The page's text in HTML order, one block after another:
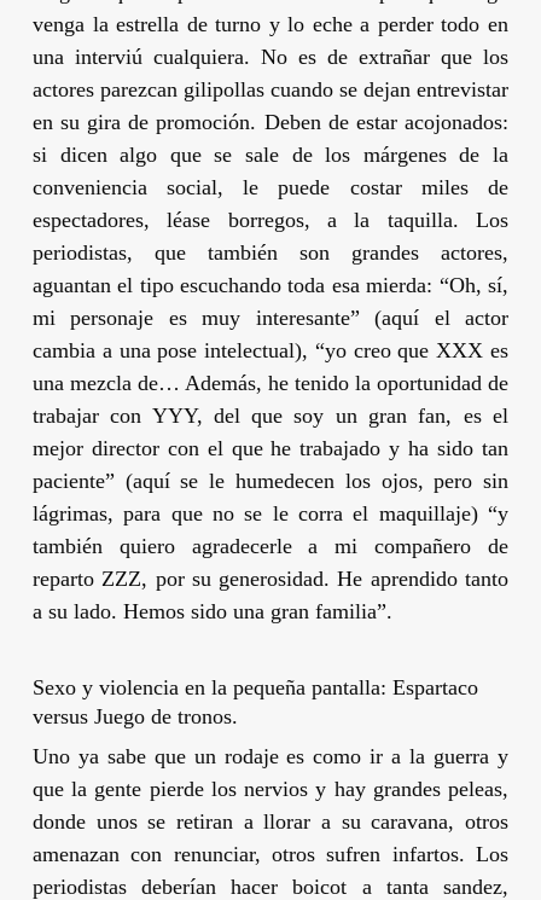
venga la estrella de turno y lo eche a perder todo en
una interviú cualquiera. No es de extrañar que los
actores parezcan gilipollas cuando se dejan entrevistar
en su gira de promoción. Deben de estar acojonados:
si dicen algo que se sale de los márgenes de la
conveniencia social, le puede costar miles de
espectadores, léase borregos, a la taquilla. Los
periodistas, que también son grandes actores,
aguantan el tipo escuchando toda esa mierda: “Oh, sí,
mi personaje es muy interesante” (aquí el actor
cambia a una pose intelectual), “yo creo que XXX es
una mezcla de… Además, he tenido la oportunidad de
trabajar con YYY, del que soy un gran fan, es el
mejor director con el que he trabajado y ha sido tan
paciente” (aquí se le humedecen los ojos, pero sin
lágrimas, para que no se le corra el maquillaje) “y
también quiero agradecerle a mi compañero de
reparto ZZZ, por su generosidad. He aprendido tanto
a su lado. Hemos sido una gran familia”.
Sexo y violencia en la pequeña pantalla: Espartaco
versus Juego de tronos.
Uno ya sabe que un rodaje es como ir a la guerra y
que la gente pierde los nervios y hay grandes peleas,
donde unos se retiran a llorar a su caravana, otros
amenazan con renunciar, otros sufren infartos. Los
periodistas deberían hacer boicot a tanta sandez,